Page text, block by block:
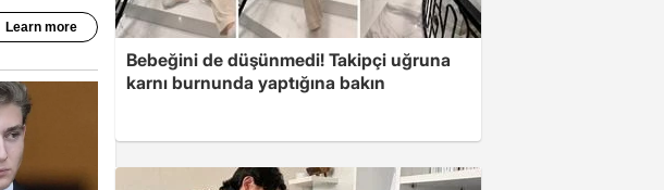
Bebeğini de düşünmedi! Takipçi uğruna
karnı burnunda yaptığına bakın